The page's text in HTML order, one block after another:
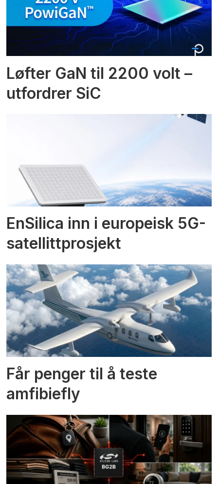
Løfter GaN til 2200 volt –
utfordrer SiC
EnSilica inn i europeisk 5G-
satellittprosjekt
Får penger til å teste
amfibiefly